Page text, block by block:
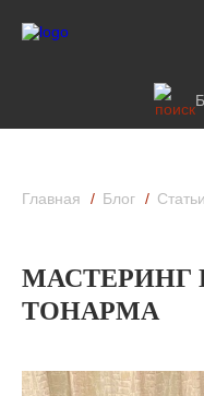
Главная Блог Статьи
МАСТЕРИНГ
ТОНАРМА